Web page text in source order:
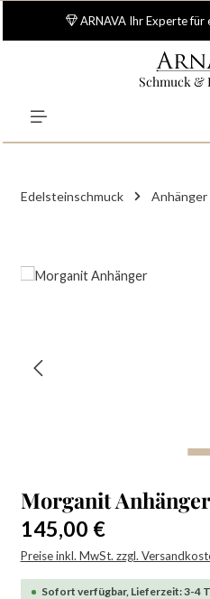
Zum Hauptinhalt springen
ARNAVA Ihr Experte für
Schmuck &
Edelsteinschmuck Anhänger
Bildergalerie überspringen
Morganit Anhänger
Regulärer Preis:
145,00 €
Preise inkl. MwSt. zzgl.
Sofort verfügbar, Lieferzeit: 3-4